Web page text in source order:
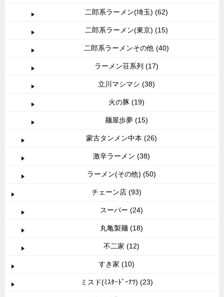
二郎系ラーメン(埼玉) (62)
二郎系ラーメン(東京) (15)
二郎系ラーメンその他 (40)
ラーメン荘系列 (17)
立川マシマシ (38)
火の豚 (19)
麺屋歩夢 (15)
蒙古タンメン中本 (26)
激辛ラーメン (38)
ラーメン(その他) (50)
チェーン店 (93)
スーパー (24)
丸亀製麺 (18)
不二家 (12)
すき家 (10)
ミスド(ﾐｽﾀｰﾄﾞｰﾅﾂ) (23)